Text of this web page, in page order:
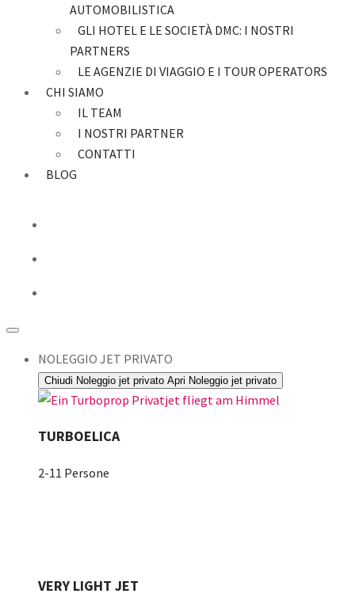
AUTOMOBILISTICA
GLI HOTEL E LE SOCIETÀ DMC: I NOSTRI
PARTNERS
LE AGENZIE DI VIAGGIO E I TOUR OPERATORS
CHI SIAMO
IL TEAM
I NOSTRI PARTNER
CONTATTI
BLOG
NOLEGGIO JET PRIVATO
Chiudi Noleggio jet privato Apri Noleggio jet privato
TURBOELICA
2-11 Persone
VERY LIGHT JET